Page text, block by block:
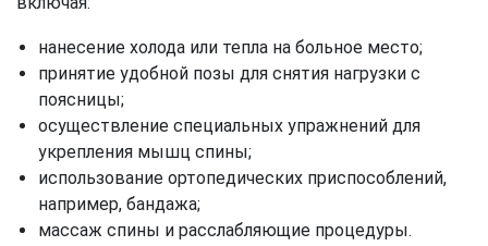
нанесение холода или тепла на больное место;
принятие удобной позы для снятия нагрузки с
поясницы;
осуществление специальных упражнений для
укрепления мышц спины;
использование ортопедических приспособлений,
например, бандажа;
массаж спины и расслабляющие процедуры.